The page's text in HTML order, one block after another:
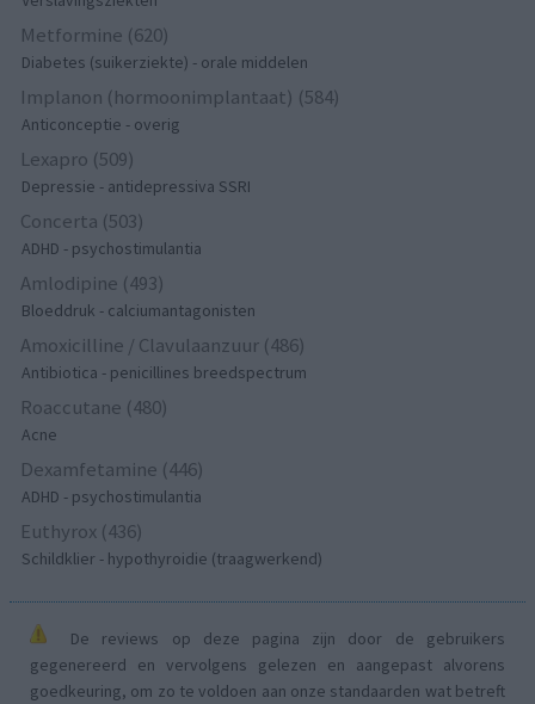
Metformine (620)
Diabetes (suikerziekte) - orale middelen
Implanon (hormoonimplantaat) (584)
Anticonceptie - overig
Lexapro (509)
Depressie - antidepressiva SSRI
Concerta (503)
ADHD - psychostimulantia
Amlodipine (493)
Bloeddruk - calciumantagonisten
Amoxicilline / Clavulaanzuur (486)
Antibiotica - penicillines breedspectrum
Roaccutane (480)
Acne
Dexamfetamine (446)
ADHD - psychostimulantia
Euthyrox (436)
Schildklier - hypothyroidie (traagwerkend)
De reviews op deze pagina zijn door de gebruikers
gegenereerd en vervolgens gelezen en aangepast alvorens
goedkeuring, om zo te voldoen aan onze standaarden wat betreft